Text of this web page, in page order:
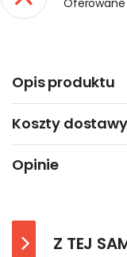
Oferowane
Opis produktu
Koszty dostawy
Opinie
Z TEJ